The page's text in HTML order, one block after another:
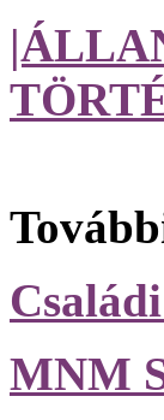
MNM